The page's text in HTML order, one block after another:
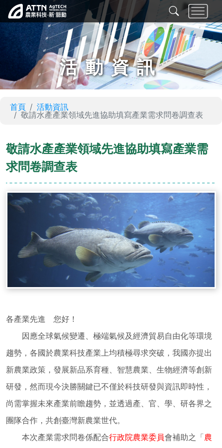
活動資訊
首頁
活動資訊
敬請水產產業領域先進協助填寫產業需求問卷調查表
敬請水產產業領域先進協助填寫產業需
求問卷調查表
各產業先進 您好！
因應全球氣候變遷、極端氣候及經濟貿易自由化等環境
趨勢，各國於農業科技產業上均積極尋求突破，我國亦提出
新農業政策，發展新品系育種、智慧農業、生物經濟等創新
研發，然而現今決勝關鍵已不僅於科技研發與資訊即時性，
尚需掌握未來產業前瞻趨勢，並透過產、官、學、研各界之
團隊合作，共創臺灣新農業世代。
本次產業需求問卷係配合行政院農業委員會補助之「農